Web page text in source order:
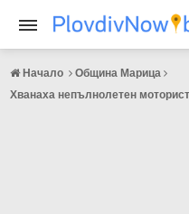
Начало
Община Марица
Хванаха непълнолетен